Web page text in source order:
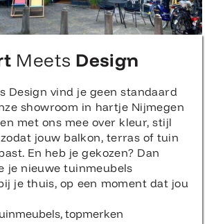
Meets Design
Design vind je geen standaard
showroom in hartje Nijmegen
met ons mee over kleur, stijl
jouw balkon, terras of tuin
En heb je gekozen? Dan
je nieuwe tuinmeubels
je thuis, op een moment dat jou
topmerken